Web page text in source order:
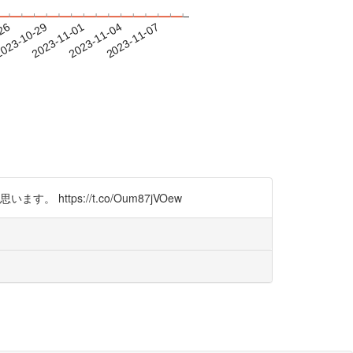
10-29
2023-11-012023-11-042023-11-07
います。 https://t.co/Oum87jVOew